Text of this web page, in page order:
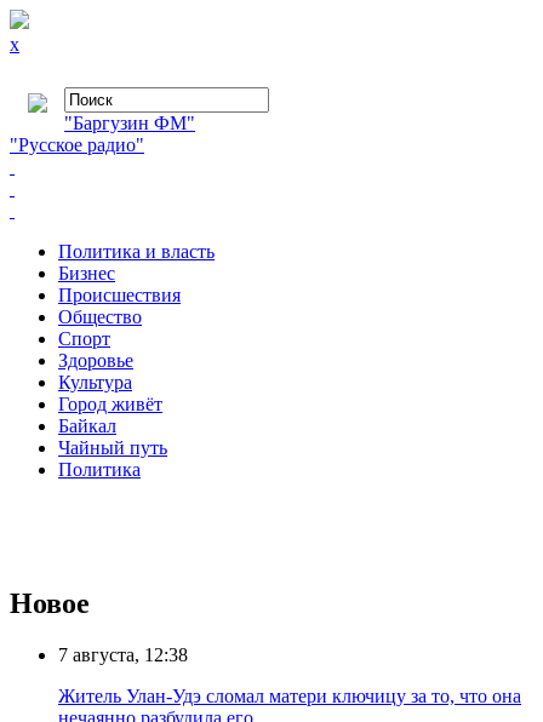
x
"Баргузин ФМ"
"Русское радио"
Политика и власть
Бизнес
Происшествия
Общество
Cпорт
Здоровье
Культура
Город живёт
Байкал
Чайный путь
Политика
Новое
7 августа, 12:38
Житель Улан-Удэ сломал матери ключицу за то, что она